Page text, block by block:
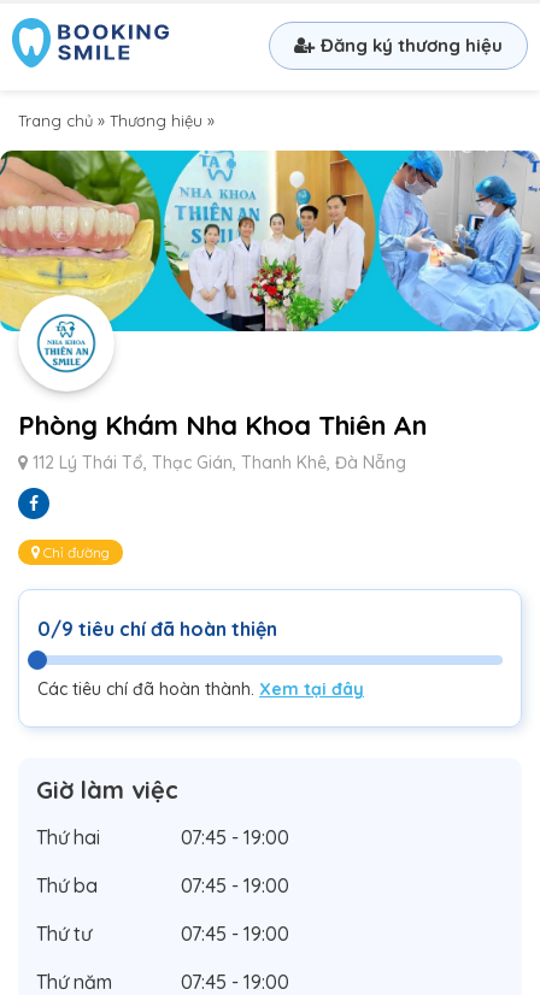
Đăng ký thương hiệu
Trang chủ » Thương hiệu »
Phòng Khám Nha Khoa Thiên An
112 Lý Thái Tổ, Thạc Gián, Thanh Khê, Đà Nẵng
Chỉ đường
0/9 tiêu chí đã hoàn thiện
Các tiêu chí đã hoàn thành. Xem tại đây
Giờ làm việc
Thứ hai
07:45 - 19:00
Thứ ba
07:45 - 19:00
Thứ tư
07:45 - 19:00
Thứ năm
07:45 - 19:00